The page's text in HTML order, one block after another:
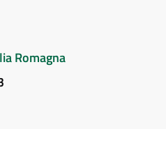
Romagna